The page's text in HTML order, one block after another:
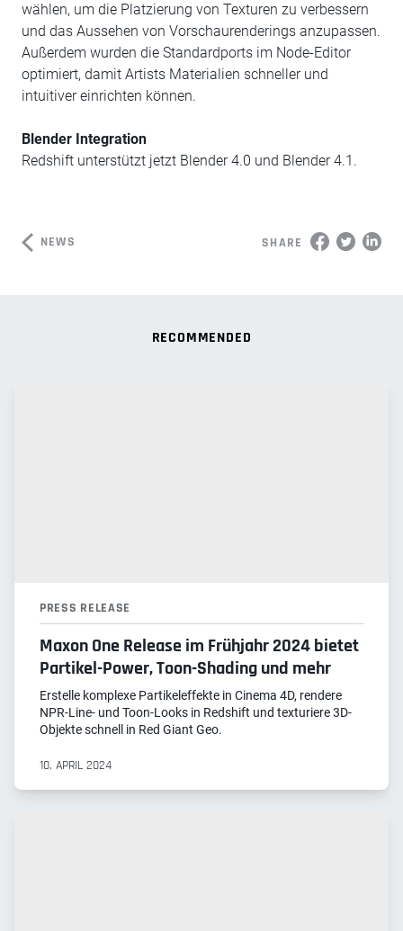
wählen, um die Platzierung von Texturen zu verbessern
und das Aussehen von Vorschaurenderings anzupassen.
Außerdem wurden die Standardports im Node-Editor
optimiert, damit Artists Materialien schneller und
intuitiver einrichten können.
Blender Integration
Redshift unterstützt jetzt Blender 4.0 und Blender 4.1.
NEWS SHARE
RECOMMENDED
PRESS RELEASE
Maxon One Release im Frühjahr 2024 bietet
Partikel-Power, Toon-Shading und mehr
Erstelle komplexe Partikeleffekte in Cinema 4D, rendere
NPR-Line- und Toon-Looks in Redshift und texturiere 3D-
Objekte schnell in Red Giant Geo.
10. APRIL 2024